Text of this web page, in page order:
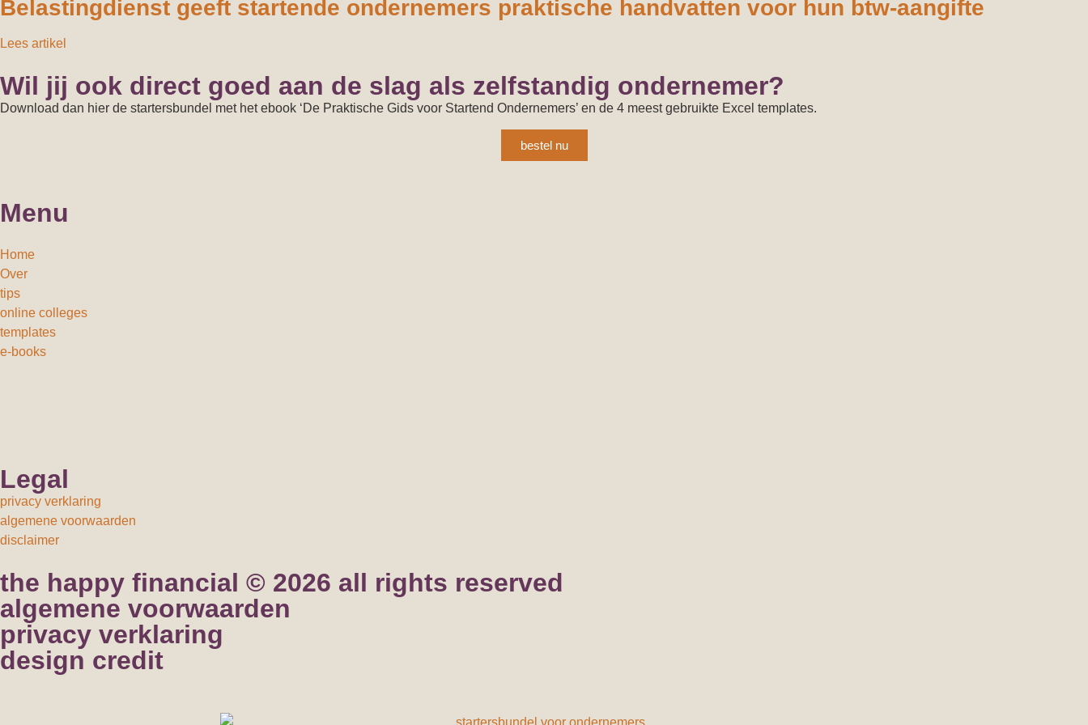
Belastingdienst geeft startende ondernemers praktische handvatten voor hun btw-aangifte
Lees artikel
Wil jij ook direct goed aan de slag als zelfstandig ondernemer?
Download dan hier de startersbundel met het ebook ‘De Praktische Gids voor Startend Ondernemers’ en de 4 meest gebruikte Excel templates.
bestel nu
Menu
Home
Over
tips
online colleges
templates
e-books
Legal
privacy verklaring
algemene voorwaarden
disclaimer
the happy financial © 2026 all rights reserved
algemene voorwaarden
privacy verklaring
design credit